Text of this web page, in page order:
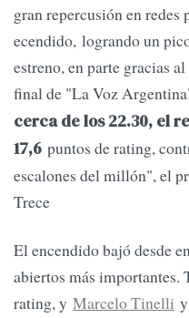
gran repercusión en redes
ecendido, logrando un
estreno, en parte gracias
final de "La Voz
cerca de los 22.30, el
17,6 puntos de rating,
escalones del millón", el
Trece
El encendido bajó desde
abiertos más importantes.
rating, y Marcelo Tinelli